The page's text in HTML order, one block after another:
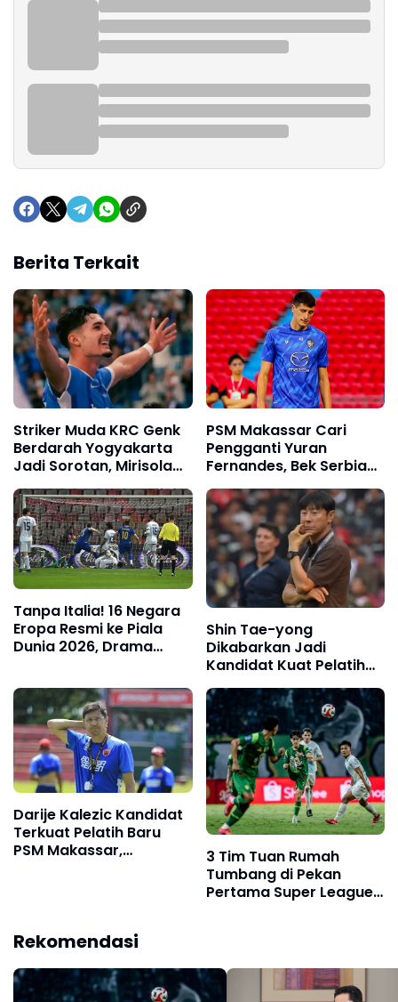
Berita Terkait
Striker Muda KRC Genk
Berdarah Yogyakarta
Jadi Sorotan, Mirisola
Disebut Berpotensi
Perkuat Timnas
Indonesia
PSM Makassar Cari
Pengganti Yuran
Fernandes, Bek Serbia
Nenad Lalic Masuk
Radar Juku Eja
Tanpa Italia! 16 Negara
Eropa Resmi ke Piala
Dunia 2026, Drama
Shin Tae-yong
Dikabarkan Jadi
Kandidat Kuat Pelatih
Persija Jakarta Musim
2026/2027
Darije Kalezic Kandidat
Terkuat Pelatih Baru
PSM Makassar,
3 Tim Tuan Rumah
Tumbang di Pekan
Pertama Super League
Rekomendasi